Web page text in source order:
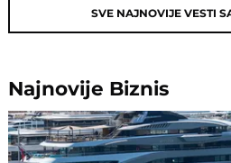
SVE NAJNOVIJE VESTI
Najnovije Biznis